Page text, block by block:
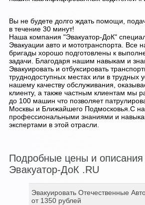
Вы не будете долго ждать помощи,
в течение 30 минут!
Наша компания "Эвакуатор-ДоК"
Эвакуации авто и мототранспорта. Все
бригады хорошо подготовлены к
задачи. Благодаря нашим навыкам и
Эвакуировать и отбуксировать
труднодоступных местах или в трудных
нашему качеству обслуживания,
клиенту, а также частным клиентам мы
до 100 машин что позволяет
Москвы и Ближайшего Подмосковья.С
профессиональными знаниями и
экспертами в этой отрасли.
Подробные цены и описания
Эвакуатор-ДоК .RU
Эвакуировать Отечественные
от 1350 рублей